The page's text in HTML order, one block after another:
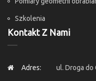
Szkolenia
Kontakt Z Nami
Adres: ul. Droga do